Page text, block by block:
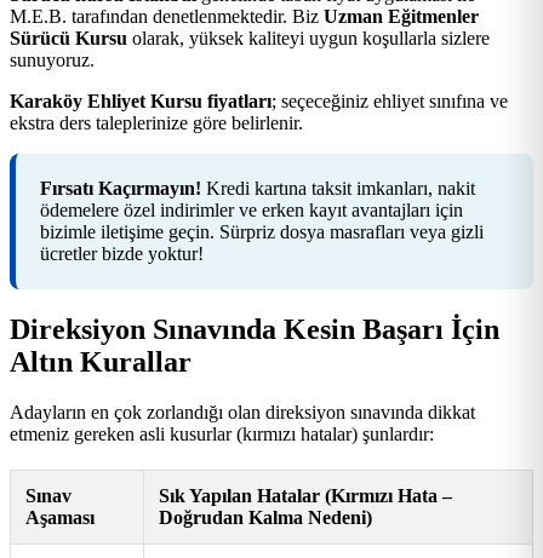
M.E.B. tarafından denetlenmektedir. Biz Uzman Eğitmenler
Sürücü Kursu olarak, yüksek kaliteyi uygun koşullarla sizlere
sunuyoruz.
Karaköy Ehliyet Kursu fiyatları; seçeceğiniz ehliyet sınıfına ve
ekstra ders taleplerinize göre belirlenir.
Fırsatı Kaçırmayın! Kredi kartına taksit imkanları, nakit
ödemelere özel indirimler ve erken kayıt avantajları için
bizimle iletişime geçin. Sürpriz dosya masrafları veya gizli
ücretler bizde yoktur!
Direksiyon Sınavında Kesin Başarı İçin
Altın Kurallar
Adayların en çok zorlandığı olan direksiyon sınavında dikkat
etmeniz gereken asli kusurlar (kırmızı hatalar) şunlardır:
Sınav
Aşaması
Sık Yapılan Hatalar (Kırmızı Hata –
Doğrudan Kalma Nedeni)